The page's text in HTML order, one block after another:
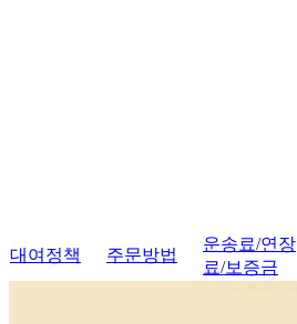
대여정책 주문방법
운송료/연장
료/보증금